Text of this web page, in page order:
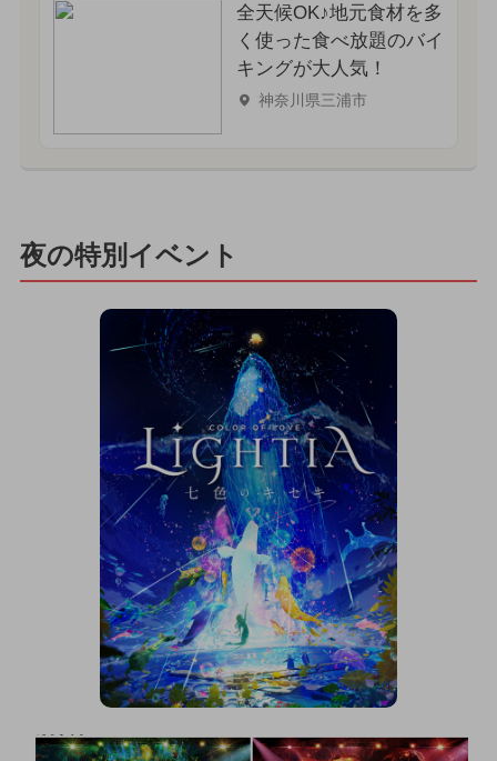
全天候OK♪地元食材を多
く使った食べ放題のバイ
キングが大人気！
神奈川県三浦市
夜の特別イベント